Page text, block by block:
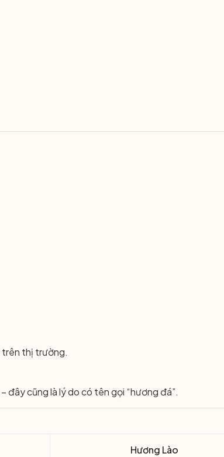
trên thị trường.
đây cũng là lý do có tên gọi “hương đá”.
Hương Lào